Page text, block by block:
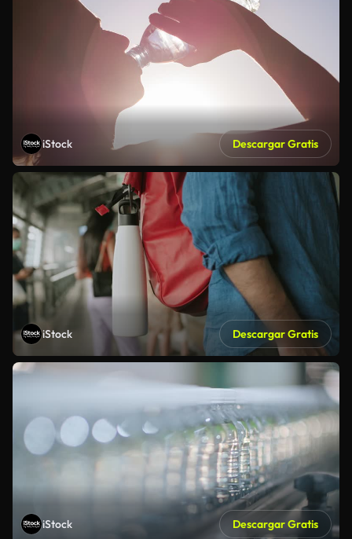
iStock Descargar Gratis
iStock Descargar Gratis
iStock Descargar Gratis